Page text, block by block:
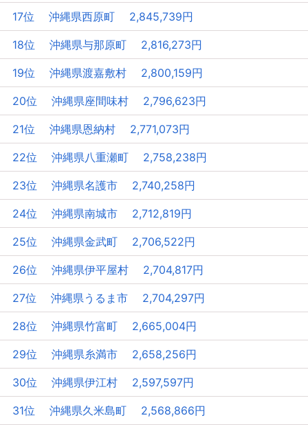
17位 沖縄県西原町 2,845,739円
18位 沖縄県与那原町 2,816,273円
19位 沖縄県渡嘉敷村 2,800,159円
20位 沖縄県座間味村 2,796,623円
21位 沖縄県恩納村 2,771,073円
22位 沖縄県八重瀬町 2,758,238円
23位 沖縄県名護市 2,740,258円
24位 沖縄県南城市 2,712,819円
25位 沖縄県金武町 2,706,522円
26位 沖縄県伊平屋村 2,704,817円
27位 沖縄県うるま市 2,704,297円
28位 沖縄県竹富町 2,665,004円
29位 沖縄県糸満市 2,658,256円
30位 沖縄県伊江村 2,597,597円
31位 沖縄県久米島町 2,568,866円